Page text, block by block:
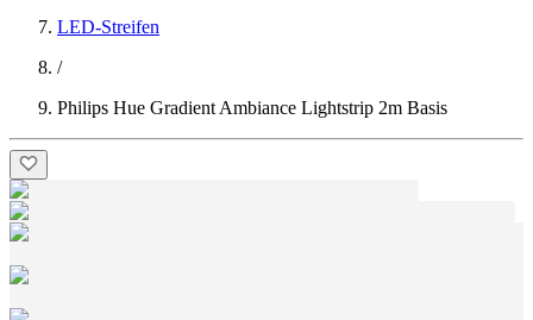
LED-Streifen
/
Philips Hue Gradient Ambiance Lightstrip 2m Basis